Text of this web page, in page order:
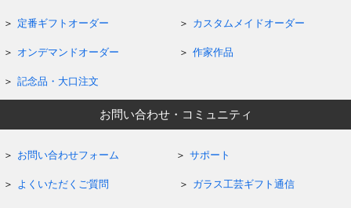
定番ギフトオーダー カスタムメイドオーダー
オンデマンドオーダー 作家作品
記念品・大口注文
お問い合わせ・コミュニティ
お問い合わせフォーム サポート
よくいただくご質問 ガラス工芸ギフト通信